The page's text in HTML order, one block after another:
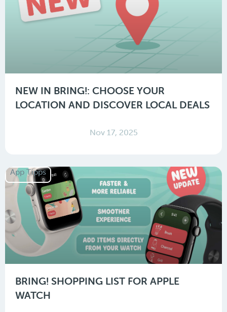
NEW IN BRING!: CHOOSE YOUR
LOCATION AND DISCOVER LOCAL DEALS
Nov 17, 2025
App Tipps
BRING! SHOPPING LIST FOR APPLE
WATCH